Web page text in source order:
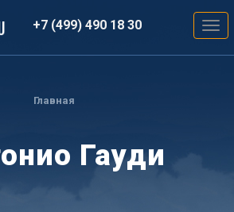
+7 (499) 490 18 30
Главная
Гауди